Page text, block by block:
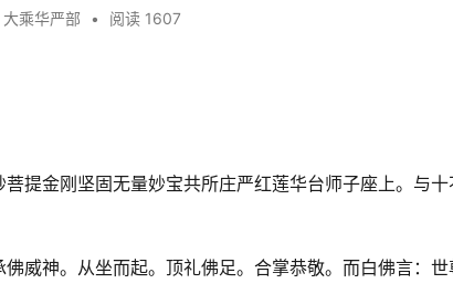
大乘华严部 • 阅读 1607
提金刚坚固无量妙宝共所庄严红莲华台师子座上。与
威神。从坐而起。顶礼佛足。合掌恭敬。而白佛言：世